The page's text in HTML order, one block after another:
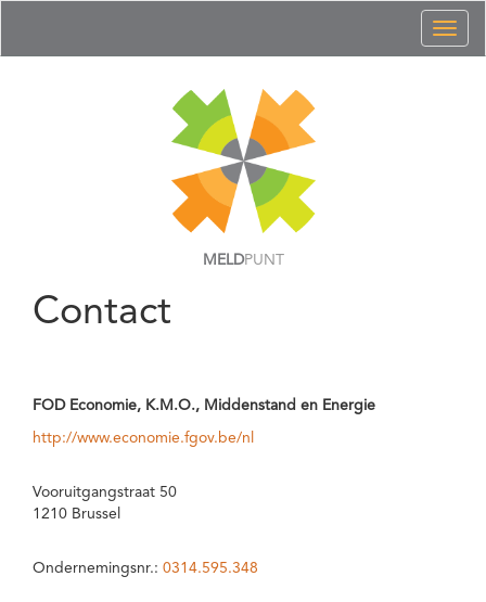
MELDPUNT
Contact
FOD Economie, K.M.O., Middenstand en Energie
http://www.economie.fgov.be/nl
Vooruitgangstraat 50
1210 Brussel
Ondernemingsnr.: 0314.595.348